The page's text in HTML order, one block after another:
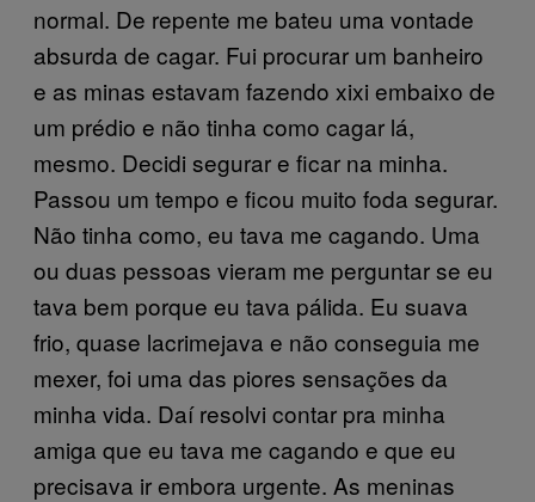
normal. De repente me bateu uma vontade
absurda de cagar. Fui procurar um banheiro
e as minas estavam fazendo xixi embaixo de
um prédio e não tinha como cagar lá,
mesmo. Decidi segurar e ficar na minha.
Passou um tempo e ficou muito foda segurar.
Não tinha como, eu tava me cagando. Uma
ou duas pessoas vieram me perguntar se eu
tava bem porque eu tava pálida. Eu suava
frio, quase lacrimejava e não conseguia me
mexer, foi uma das piores sensações da
minha vida. Daí resolvi contar pra minha
amiga que eu tava me cagando e que eu
precisava ir embora urgente. As meninas